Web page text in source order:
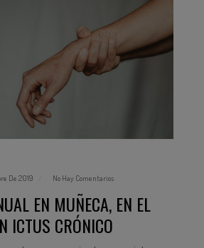
De 2019 No Hay Comentarios
EN MUÑECA, EN EL
ICTUS CRÓNICO